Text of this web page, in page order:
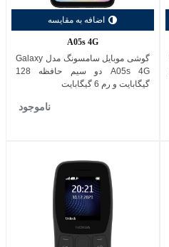
اضافه به مقایسه
A05s 4G
گوشی موبایل سامسونگ مدل Galaxy
A05s 4G دو سیم حافظه 128
گیگابایت و رم 6 گیگابایت
ناموجود